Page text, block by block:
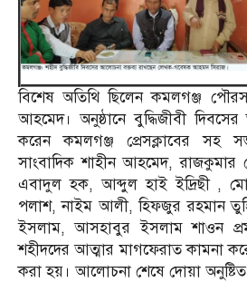
বিশেষ অতিথি ছিলেন কমলগঞ্জ
আহমেদ। অনুষ্ঠানে বুদ্ধিজীবী
করেন কমলগঞ্জ প্রেসক্লাবের সহ
সাংবাদিক শাহীন আহমেদ, রাজকুমার
এবাদুল হক, আব্দুল হাই ইদ্রিছী ,
পলাশ, নাইম আলী, হিফজুর রহমান
ইসলাম, আসহাবুর ইসলাম শাওন
শহীদদের আত্মার মাগফেরাত কামনা
করা হয়। আলোচনা শেষে দোয়া